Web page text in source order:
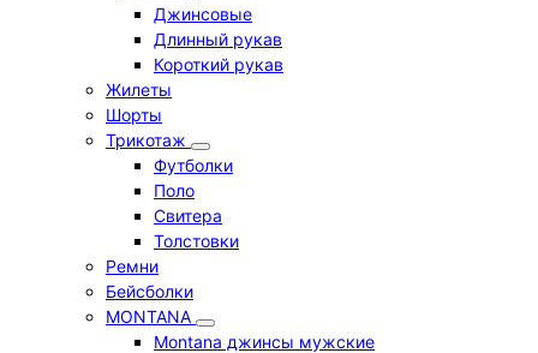
Джинсовые
Длинный рукав
Короткий рукав
Жилеты
Шорты
Трикотаж
Футболки
Поло
Свитера
Толстовки
Ремни
Бейсболки
MONTANA
Montana джинсы мужские